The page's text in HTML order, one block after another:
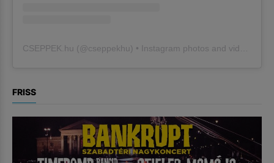
CSEPPEK.hu (@cseppekhu ) • Instagram photos and videos
FRISS